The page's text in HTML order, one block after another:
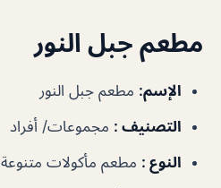
مطعم جبل النور
الإسم: مطعم جبل النور
التصنيف : مجموعات/ أفراد
النوع : مطعم مأكولات متنوعة